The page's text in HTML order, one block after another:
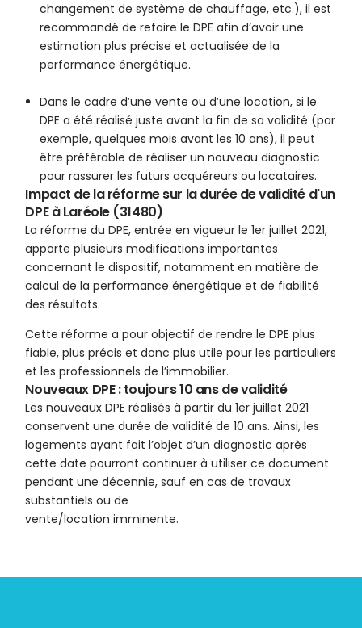
changement de système de chauffage, etc.), il est
recommandé de refaire le DPE afin d’avoir une
estimation plus précise et actualisée de la
performance énergétique.
Dans le cadre d’une vente ou d’une location, si le
DPE a été réalisé juste avant la fin de sa validité (par
exemple, quelques mois avant les 10 ans), il peut
être préférable de réaliser un nouveau diagnostic
pour rassurer les futurs acquéreurs ou locataires.
Impact de la réforme sur la durée de validité d'un
DPE à Laréole (31480)
La réforme du DPE, entrée en vigueur le 1er juillet 2021,
apporte plusieurs modifications importantes
concernant le dispositif, notamment en matière de
calcul de la performance énergétique et de fiabilité
des résultats.
Cette réforme a pour objectif de rendre le DPE plus
fiable, plus précis et donc plus utile pour les particuliers
et les professionnels de l’immobilier.
Nouveaux DPE : toujours 10 ans de validité
Les nouveaux DPE réalisés à partir du 1er juillet 2021
conservent une durée de validité de 10 ans. Ainsi, les
logements ayant fait l’objet d’un diagnostic après
cette date pourront continuer à utiliser ce document
pendant une décennie, sauf en cas de travaux
substantiels ou de
vente/location imminente.